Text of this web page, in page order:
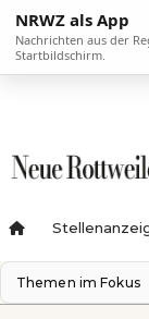
NRWZ als App
Nachrichten aus der
Startbildschirm.
Themen im Fokus